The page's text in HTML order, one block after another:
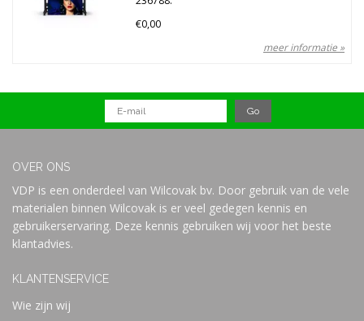
€0,00
meer informatie »
OVER ONS
VDP is een onderdeel van Wilcovak bv. Door gebruik van de vele
materialen binnen Wilcovak is er veel gedegen kennis en
gebruikerservaring. Deze kennis gebruiken wij voor het beste
klantadvies.
KLANTENSERVICE
Wie zijn wij